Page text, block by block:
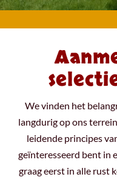
We vinden het
langdurig op ons
leidende principes
geïnteresseerd bent in
graag eerst in alle rust